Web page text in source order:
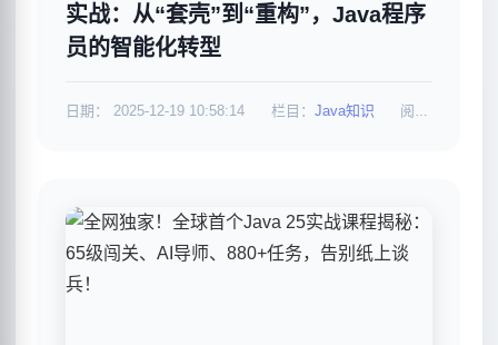
实战：从“套壳”到“重构”，Java程序
员的智能化转型
日期： 2025-12-19 10:58:14 栏目： Java知识 阅读：1060